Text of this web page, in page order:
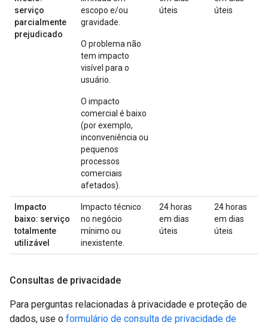
serviço
parcialmente
prejudicado
escopo e/ou
gravidade.
O problema não
tem impacto
visível para o
usuário.
O impacto
comercial é baixo
(por exemplo,
inconveniência ou
pequenos
processos
comerciais
afetados).
úteis
úteis
Impacto
baixo: serviço
totalmente
utilizável
Impacto técnico
no negócio
mínimo ou
inexistente.
24 horas
em dias
úteis
24 horas
em dias
úteis
Consultas de privacidade
Para perguntas relacionadas à privacidade e proteção de
dados, use o formulário de consulta de privacidade de